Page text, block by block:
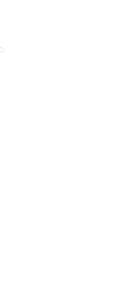
Cardio – Sintoniza-
da Bayer
cancro do pulmão são
um investimento
de saúde”
com enfarte
de Lp(a), revela estudo
linha no cancro da
em doentes não
(L)1